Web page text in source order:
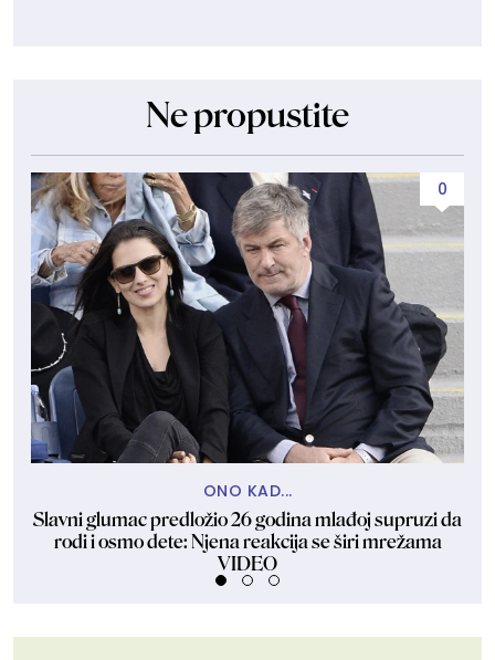
Ne propustite
0
ONO KAD...
Slavni glumac predložio 26 godina mlađoj supruzi da
rodi i osmo dete: Njena reakcija se širi mrežama
VIDEO